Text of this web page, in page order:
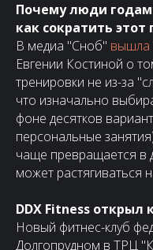
Почему люди
как сократить этот
В медиа "Сноб" вышла
Евгении Костиной о
тренировки не из-за
что изначально
фоне десятков
персональные
чаще превращается в
может растягиваться
DDX Fitness открыл
Новый фитнес-клуб
Долгопрудном в ТРЦ